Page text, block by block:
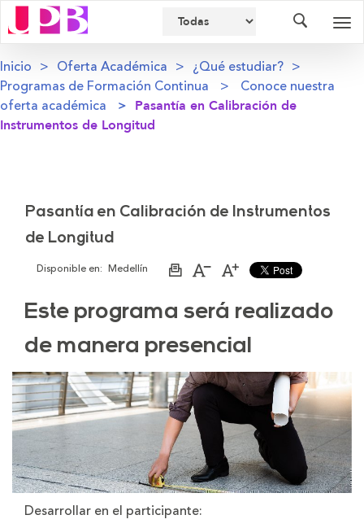
Inicio Oferta Académica
¿Qué estudiar?
Programas de Formación Continua
Conoce nuestra
oferta académica
Pasantía en Calibración de
Instrumentos de Longitud
Pasantía en Calibración de Instrumentos
de Longitud
Disponible en: Medellín
ImprimirAumentar
de
la
letra
Disminuir
de
la
letra
Este programa será realizado
de manera presencial
Desarrollar en el participante: